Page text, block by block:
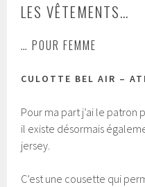
LES VÊTEMENTS…
… POUR FEMME
CULOTTE BEL AIR –
Pour ma part j’ai le patron
il existe désormais
jersey.
C’est une cousette qui